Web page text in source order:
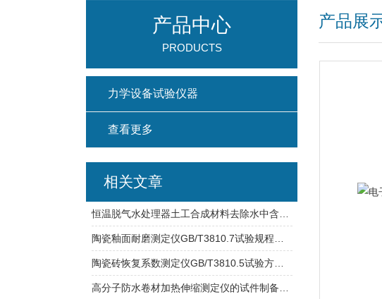
产品展
产品中心
PRODUCTS
力学设备试验仪器
查看更多
相关文章
陶瓷砖恢复系数测定仪GB/T3810.5试验方式介绍